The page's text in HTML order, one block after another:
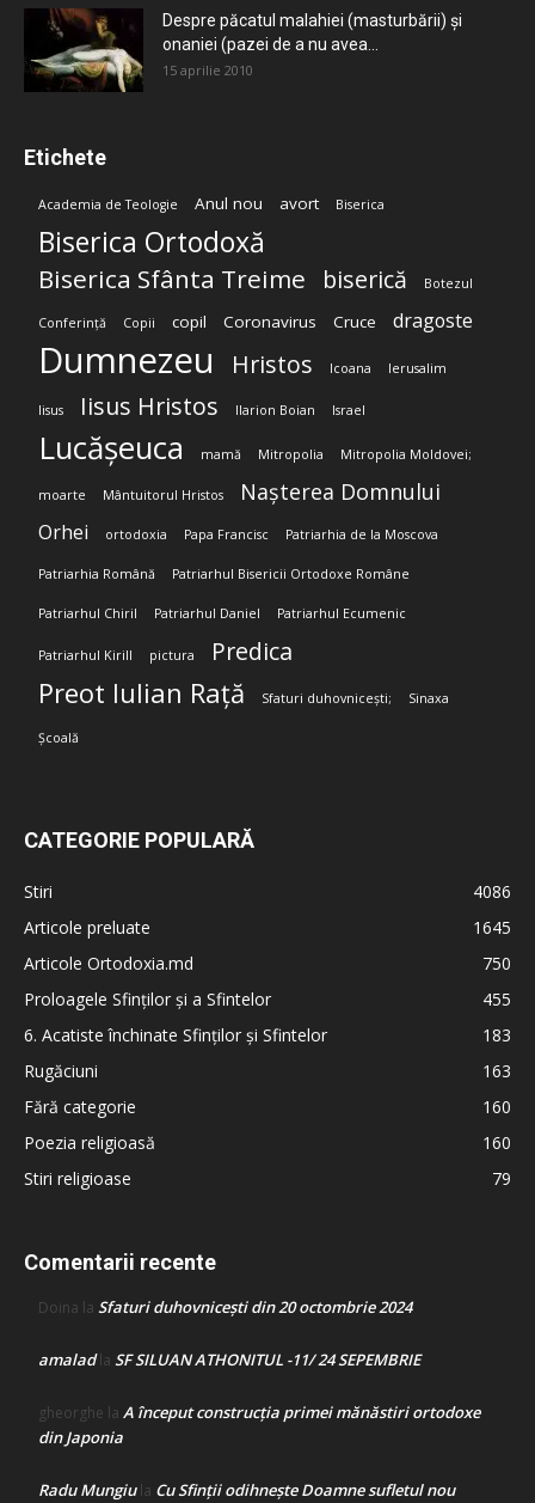
Despre păcatul malahiei (masturbării) şi
onaniei (pazei de a nu avea...
15 aprilie 2010
Etichete
Academia de Teologie Anul nou avort Biserica
Biserica Ortodoxă
Biserica Sfânta Treime biserică Botezul
Conferință Copii copil Coronavirus Cruce dragoste
Dumnezeu Hristos Icoana Ierusalim
Iisus Iisus Hristos Ilarion Boian Israel
Lucășeuca mamă Mitropolia Mitropolia Moldovei;
moarte Mântuitorul Hristos Nașterea Domnului
Orhei ortodoxia Papa Francisc Patriarhia de la Moscova
Patriarhia Română Patriarhul Bisericii Ortodoxe Române
Patriarhul Chiril Patriarhul Daniel Patriarhul Ecumenic
Patriarhul Kirill pictura Predica
Preot Iulian Rață Sfaturi duhovnicești; Sinaxa
Școală
CATEGORIE POPULARĂ
Stiri
4086
Articole preluate
1645
Articole Ortodoxia.md
750
Proloagele Sfinților și a Sfintelor
455
6. Acatiste închinate Sfinților și Sfintelor
183
Rugăciuni
163
Fără categorie
160
Poezia religioasă
160
Stiri religioase
79
Comentarii recente
Doina la Sfaturi duhovnicești din 20 octombrie 2024
amaladla SF SILUAN ATHONITUL -11/ 24 SEPEMBRIE
gheorghe la A început construcţia primei mănăstiri ortodoxe
din Japonia
Radu Mungiula Cu Sfinții odihnește Doamne sufletul nou